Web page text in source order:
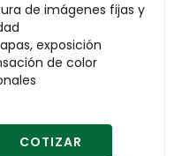
de imágenes fijas y
exposición
de color
COTIZAR